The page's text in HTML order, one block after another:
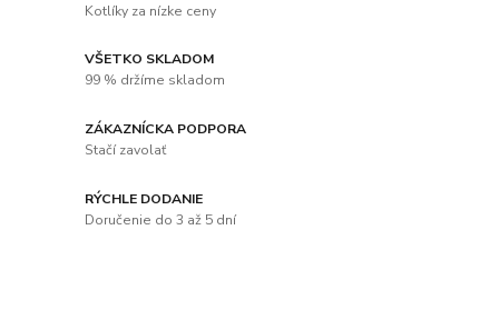
Kotlíky za nízke ceny
VŠETKO SKLADOM
99 % držíme skladom
ZÁKAZNÍCKA PODPORA
Stačí zavolať
RÝCHLE DODANIE
Doručenie do 3 až 5 dní